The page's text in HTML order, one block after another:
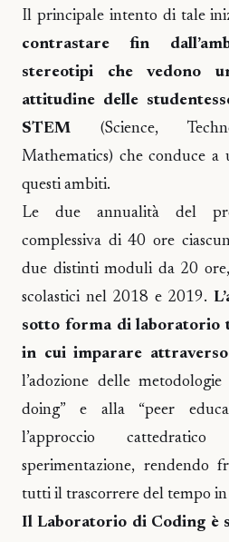
Il principale intento di tale
contrastare fin
stereotipi che vedono
attitudine delle
STEM (Science,
Mathematics) che conduce
questi ambiti.
Le due annualità del
complessiva di 40 ore
due distinti moduli da 20
scolastici nel 2018 e 2019.
sotto forma di laboratorio
in cui imparare
l’adozione delle
doing” e alla “peer
l’approccio
sperimentazione, rendendo
tutti il trascorrere del tempo in
Il Laboratorio di Coding è